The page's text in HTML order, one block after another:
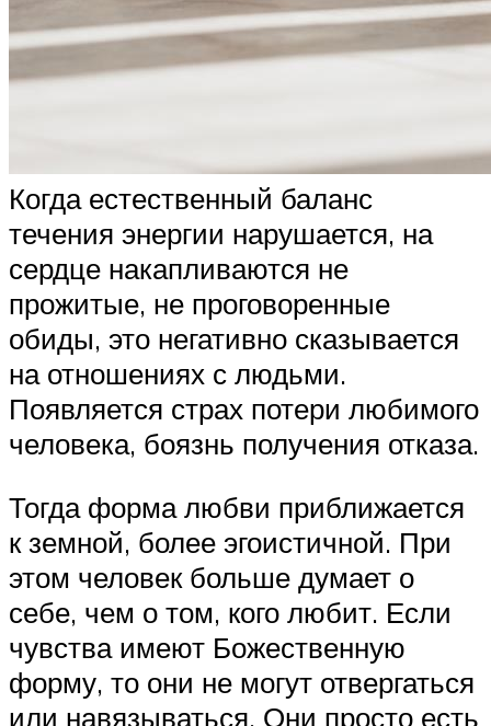
Когда естественный баланс
течения энергии нарушается, на
сердце накапливаются не
прожитые, не проговоренные
обиды, это негативно сказывается
на отношениях с людьми.
Появляется страх потери любимого
человека, боязнь получения отказа.
Тогда форма любви приближается
к земной, более эгоистичной. При
этом человек больше думает о
себе, чем о том, кого любит. Если
чувства имеют Божественную
форму, то они не могут отвергаться
или навязываться. Они просто есть